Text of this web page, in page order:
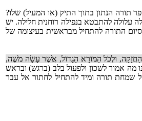
תורה הנתון בתוך התיק (או המעיל) שלו?
עלולה להתבטא בנפילה רוחנית חלילה. יש
התורה להתחיל מבראשית בעיצומה של
וּלְכֹל הַמּוֹרָא הַגָּדוֹל, אֲשֶׁר עָשָׂה מֹשֶׁה,
מה אמור לשכון ולפעול בלב (ברגש) ובראש
שמחת תורה ומיד להתחיל לחתור אל עבר